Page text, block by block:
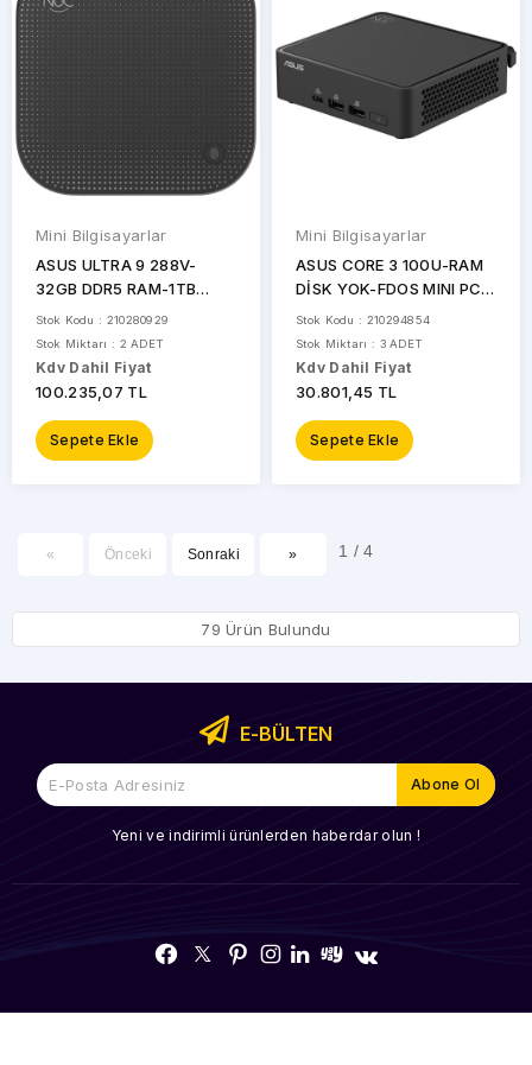
Mini Bilgisayarlar
ASUS ULTRA 9 288V-
32GB DDR5 RAM-1TB
NVME-W11 PRO MINI PC /
NUC14 PRO AI
NUC14LNKU9094N2 /
90AS00N1-M00120
Stok Kodu : 210280929
Stok Miktarı : 2 ADET
Kdv Dahil Fiyat
100.235,07 TL
Sepete Ekle
Mini Bilgisayarlar
ASUS CORE 3 100U-RAM
DİSK YOK-FDOS MINI PC /
NUC15 PRO SLIM KIT
RNUC15CRKI300002
/90AR00R2-M00050
Stok Kodu : 210294854
Stok Miktarı : 3 ADET
Kdv Dahil Fiyat
30.801,45 TL
Sepete Ekle
« Önceki Sonraki » 1 / 4
79 Ürün Bulundu
E-BÜLTEN
Yeni ve indirimli ürünlerden haberdar olun !